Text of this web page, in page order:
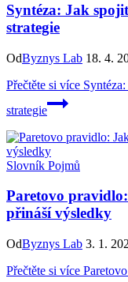
Syntéza: Jak
strategie
OdByznys Lab 18. 4.
Přečtěte si více
strategie
Slovník Pojmů
Paretovo
přináší výsledky
OdByznys Lab 3. 1.
Přečtěte si více